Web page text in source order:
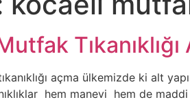
Tıkanıklığı
açma ülkemizde ki alt
hem manevi hem de